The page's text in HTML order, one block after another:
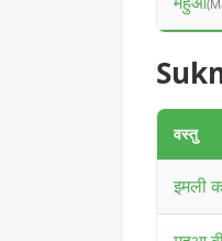
वस्तु
इमली